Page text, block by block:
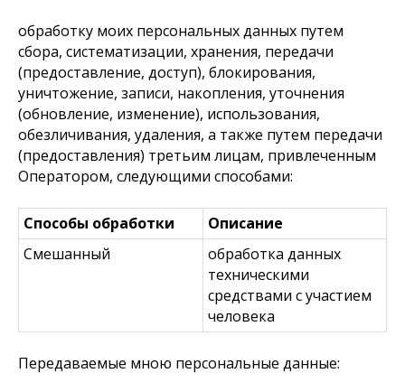
обработку моих персональных данных путем
сбора, систематизации, хранения, передачи
(предоставление, доступ), блокирования,
уничтожение, записи, накопления, уточнения
(обновление, изменение), использования,
обезличивания, удаления, а также путем передачи
(предоставления) третьим лицам, привлеченным
Оператором, следующими способами:
Способы обработки
Описание
Смешанный
обработка данных
техническими
средствами с участием
человека
Передаваемые мною персональные данные: